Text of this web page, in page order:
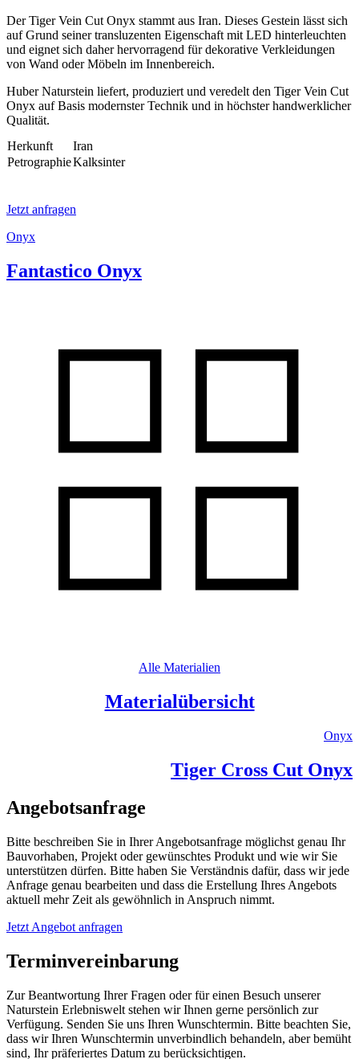
Der Tiger Vein Cut Onyx stammt aus Iran. Dieses Gestein lässt sich
auf Grund seiner transluzenten Eigenschaft mit LED hinterleuchten
und eignet sich daher hervorragend für dekorative Verkleidungen
von Wand oder Möbeln im Innenbereich.
Huber Naturstein liefert, produziert und veredelt den Tiger Vein Cut
Onyx auf Basis modernster Technik und in höchster handwerklicher
Qualität.
Herkunft
Iran
PetrographieKalksinter
Jetzt anfragen
Onyx
Fantastico Onyx
Alle Materialien
Materialübersicht
Onyx
Tiger Cross Cut Onyx
Angebotsanfrage
Bitte beschreiben Sie in Ihrer Angebotsanfrage möglichst genau Ihr
Bauvorhaben, Projekt oder gewünschtes Produkt und wie wir Sie
unterstützen dürfen. Bitte haben Sie Verständnis dafür, dass wir jede
Anfrage genau bearbeiten und dass die Erstellung Ihres Angebots
aktuell mehr Zeit als gewöhnlich in Anspruch nimmt.
Jetzt Angebot anfragen
Terminvereinbarung
Zur Beantwortung Ihrer Fragen oder für einen Besuch unserer
Naturstein Erlebniswelt stehen wir Ihnen gerne persönlich zur
Verfügung. Senden Sie uns Ihren Wunschtermin. Bitte beachten Sie,
dass wir Ihren Wunschtermin unverbindlich behandeln, aber bemüht
sind, Ihr präferiertes Datum zu berücksichtigen.